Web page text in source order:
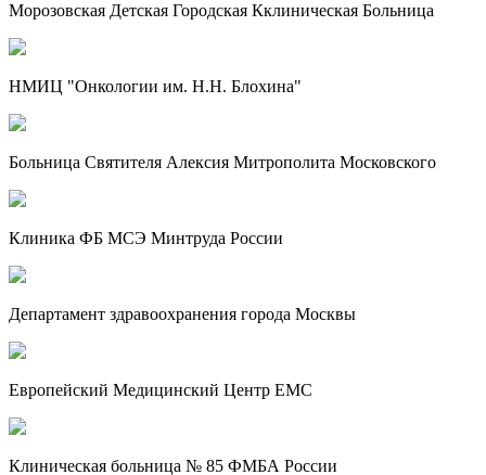
Морозовская Детская Городская Кклиническая Больница
НМИЦ "Онкологии им. Н.Н. Блохина"
Больница Святителя Алексия Митрополита Московского
Клиника ФБ МСЭ Минтруда России
Департамент здравоохранения города Москвы
Европейский Медицинский Центр EMC
Клиническая больница № 85 ФМБА России